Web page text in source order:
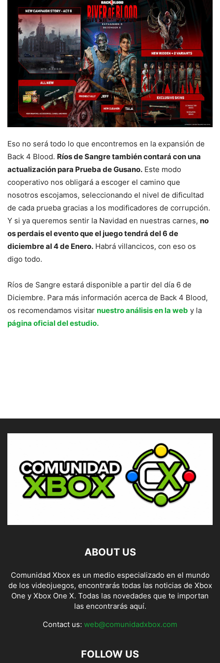
Eso no será todo lo que encontremos en la expansión de
Back 4 Blood. Ríos de Sangre también contará con una
actualización para Prueba de Gusano. Este modo
cooperativo nos obligará a escoger el camino que
nosotros escojamos, seleccionando el nivel de dificultad
de cada prueba gracias a los modificadores de corrupción.
Y si ya queremos sentir la Navidad en nuestras carnes, no
os perdais el evento que el juego tendrá del 6 de
diciembre al 4 de Enero. Habrá villancicos, con eso os
digo todo.
Ríos de Sangre estará disponible a partir del día 6 de
Diciembre. Para más información acerca de Back 4 Blood,
os recomendamos visitar nuestro análisis en la web y la
página oficial del estudio.
ABOUT US
Comunidad Xbox es un medio especializado en el mundo
de los videojuegos, encontrarás todas las noticias de Xbox
One y Xbox One X. Todas las novedades que te importan
las encontrarás aquí.
Contact us: web@comunidadxbox.com
FOLLOW US